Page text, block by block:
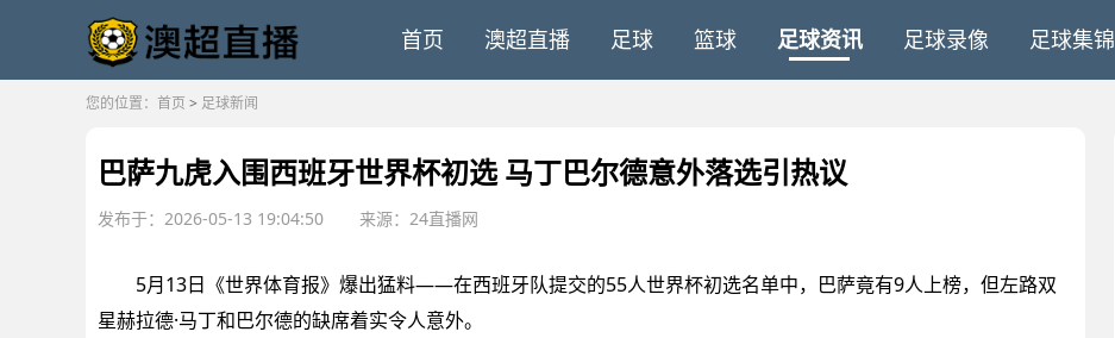
首页 澳超直播 足球 篮球 足球资讯 足球录像 足球集锦
您的位置： 首页 > 足球新闻
巴萨九虎入围西班牙世界杯初选 马丁巴尔德意外落选引热议
发布于：2026-05-13 19:04:50 来源：24直播网
5月13日《世界体育报》爆出猛料——在西班牙队提交的55人世界杯初选名单中，巴萨竟有9人上榜，但左路双
星赫拉德·马丁和巴尔德的缺席着实令人意外。